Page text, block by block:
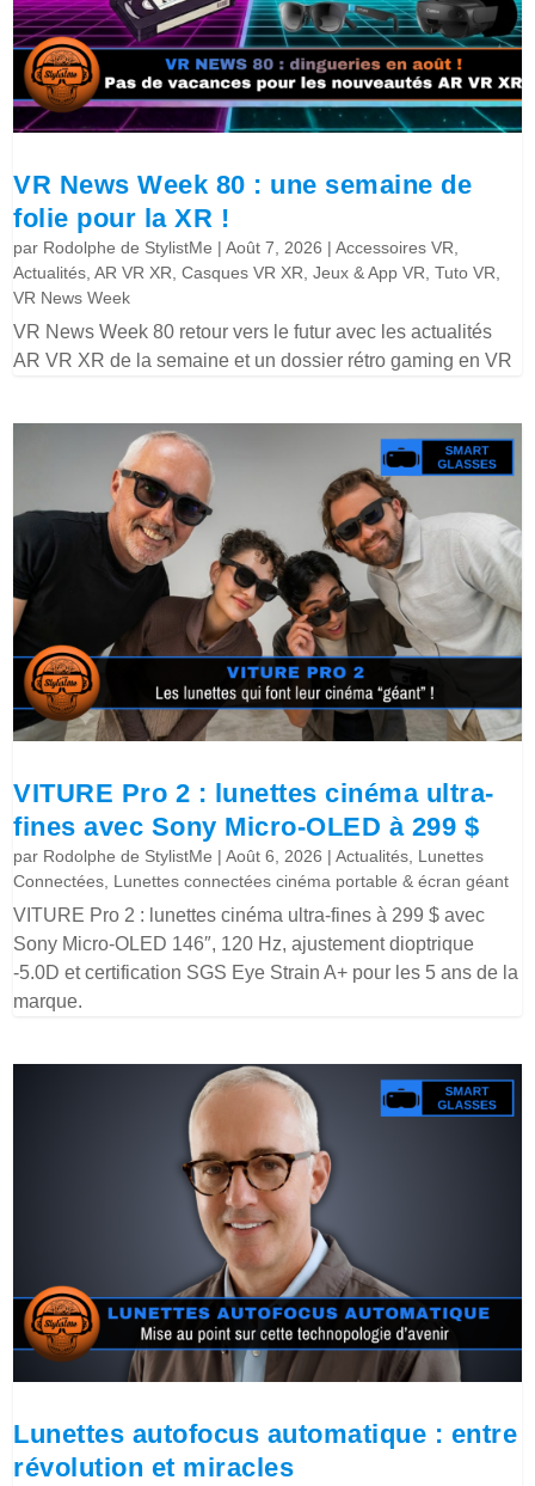
VR News Week 80 : une semaine de
folie pour la XR !
par Rodolphe de StylistMe |Août 7, 2026 |Accessoires VR,
Actualités,AR VR XR,Casques VR XR,Jeux & App VR,Tuto VR,
VR News Week
VR News Week 80 retour vers le futur avec les actualités
AR VR XR de la semaine et un dossier rétro gaming en VR
VITURE Pro 2 : lunettes cinéma ultra-
fines avec Sony Micro-OLED à 299 $
par Rodolphe de StylistMe |Août 6, 2026 |Actualités, Lunettes
Connectées, Lunettes connectées cinéma portable & écran géant
VITURE Pro 2 : lunettes cinéma ultra-fines à 299 $ avec
Sony Micro-OLED 146″, 120 Hz, ajustement dioptrique
-5.0D et certification SGS Eye Strain A+ pour les 5 ans de la
marque.
Lunettes autofocus automatique : entre
révolution et miracles